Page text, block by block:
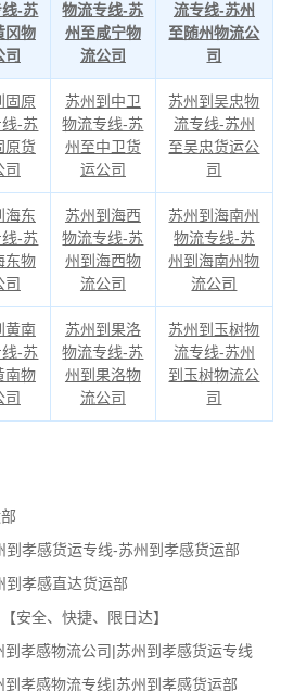
-苏
冈物
司
物流专线-苏
州至咸宁物
流公司
流专线-苏州
至随州物流公
司
固原
-苏
原货
司
苏州到中卫
物流专线-苏
州至中卫货
运公司
苏州到吴忠物
流专线-苏州
至吴忠货运公
司
海东
-苏
东物
司
苏州到海西
物流专线-苏
州到海西物
流公司
苏州到海南州
物流专线-苏
州到海南州物
流公司
黄南
-苏
南物
司
苏州到果洛
物流专线-苏
州到果洛物
流公司
苏州到玉树物
流专线-苏州
到玉树物流公
司
孝感货运专线-苏州到孝感货运部
到孝感直达货运部
安全、快捷、限日达】
孝感物流公司|苏州到孝感货运专线
孝感物流专线|苏州到孝感货运部